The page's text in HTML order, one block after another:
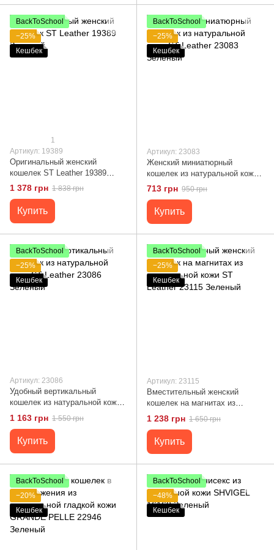
BackToSchool
−25%
Кешбек
1
Артикул: 19389
Оригинальный женский
кошелек ST Leather 19389
Зеленый
1 378 грн 1 838 грн
Купить
BackToSchool
−25%
Кешбек
Артикул: 23083
Женский миниатюрный
кошелек из натуральной кожи
ST Leather 23083 Зеленый
713 грн 950 грн
Купить
BackToSchool
−25%
Кешбек
Артикул: 23086
Удобный вертикальный
кошелек из натуральной кожи
ST Leather 23086 Зеленый
1 163 грн 1 550 грн
Купить
BackToSchool
−25%
Кешбек
Артикул: 23115
Вместительный женский
кошелек на магнитах из
натуральной кожи ST Leather
23115 Зеленый
1 238 грн 1 650 грн
Купить
BackToSchool
−20%
Кешбек
BackToSchool
−48%
Кешбек